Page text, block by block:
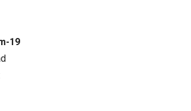
19